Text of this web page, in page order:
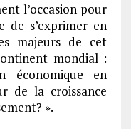
l’occasion pour
de s’exprimer en
majeurs de cet
mondial :
économique en
de la croissance
».